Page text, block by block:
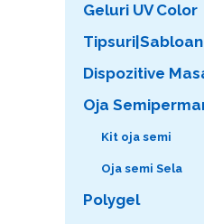
Geluri UV Color
Dispozitive
Oja
Kit oja semi
Oja semi Sela
Polygel